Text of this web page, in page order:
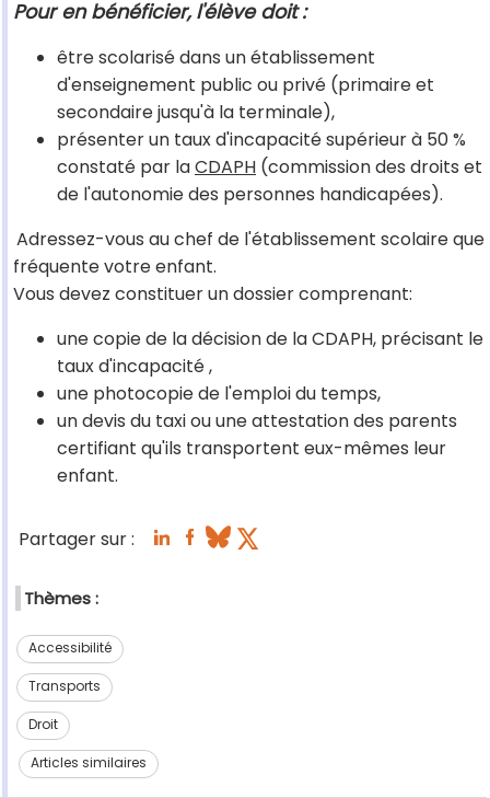
Pour en bénéficier, l'élève doit :
être scolarisé dans un établissement
d'enseignement public ou privé (primaire et
secondaire jusqu'à la terminale),
présenter un taux d'incapacité supérieur à 50 %
constaté par laCDAPH (commission des droits et
de l'autonomie des personnes handicapées).
Adressez-vous au chef de l'établissement scolaire que
fréquente votre enfant.
Vous devez constituer un dossier comprenant:
une copie de la décision de la CDAPH, précisant le
taux d'incapacité ,
une photocopie de l'emploi du temps,
un devis du taxi ou une attestation des parents
certifiant qu'ils transportent eux-mêmes leur
enfant.
Partager sur :
Thèmes :
Accessibilité
Transports
Droit
Articles similaires